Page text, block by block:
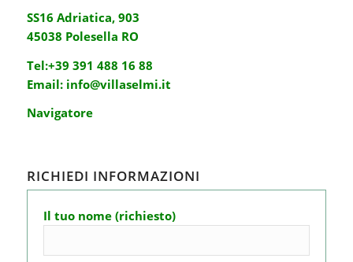
SS16 Adriatica, 903
45038 Polesella RO
Tel:+39 391 488 16 88
Email: info@villaselmi.it
Navigatore
RICHIEDI INFORMAZIONI
Il tuo nome (richiesto)